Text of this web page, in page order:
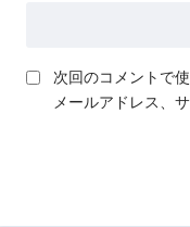
次回のコメントで
メールアドレス、